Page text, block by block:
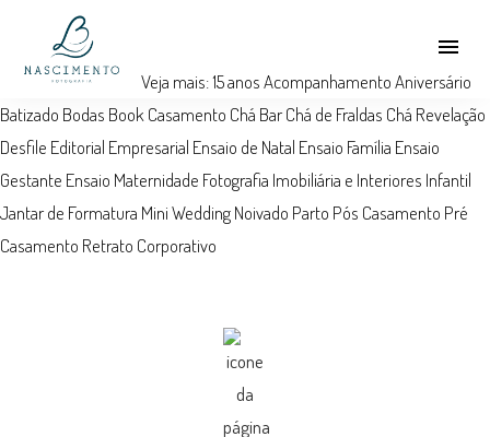
menu
Veja mais:15 anos AcompanhamentoAniversário
Batizado Bodas Book Casamento Chá BarChá de Fraldas Chá Revelação
Desfile Editorial Empresarial Ensaio de Natal Ensaio Família Ensaio
Gestante Ensaio Maternidade Fotografia Imobiliária e Interiores Infantil
Jantar de Formatura Mini WeddingNoivado Parto Pós Casamento Pré
Casamento Retrato Corporativo